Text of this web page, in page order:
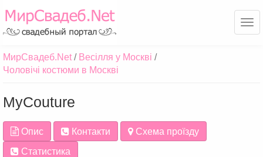
МирСвадеб.Net
Весілля у Москві
Чоловічі костюми в Москві
MyCouture
Опис Контакти
Схема проїзду
Статистика